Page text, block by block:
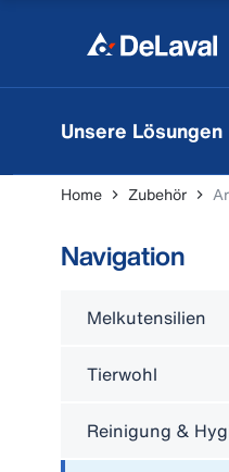
Unsere Lösungen
Home Zubehör
Navigation
Melkutensilien
Tierwohl
Reinigung &